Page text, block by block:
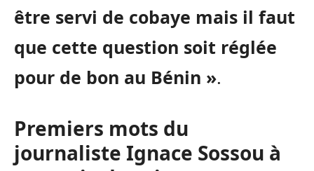
être servi de cobaye mais il faut
que cette question soit réglée
pour de bon au Bénin ».
Premiers mots du
journaliste Ignace Sossou à